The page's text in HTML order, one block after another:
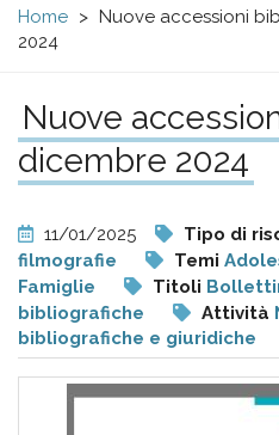
nazionale
di
e
analisi
pr
l'infanzia
Home
Nuove accessioni
2024
Nuove
dicembre 2024
11/01/2025 Tipo di
filmografie
Temi
Famiglie
Titoli
bibliografiche
Attività
bibliografiche e giuridiche